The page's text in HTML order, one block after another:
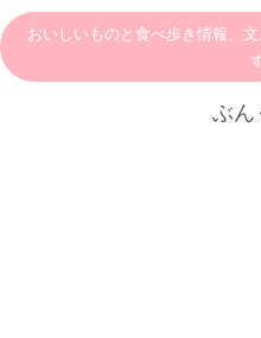
おいしいものと食べ歩き情報、
ぶん